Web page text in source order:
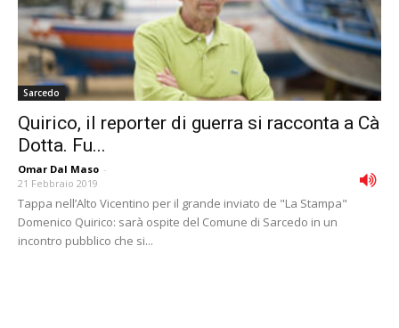
Sarcedo
Quirico, il reporter di guerra si racconta a Cà
Dotta. Fu...
Omar Dal Maso -
21 Febbraio 2019
Tappa nell’Alto Vicentino per il grande inviato de "La Stampa"
Domenico Quirico: sarà ospite del Comune di Sarcedo in un
incontro pubblico che si...